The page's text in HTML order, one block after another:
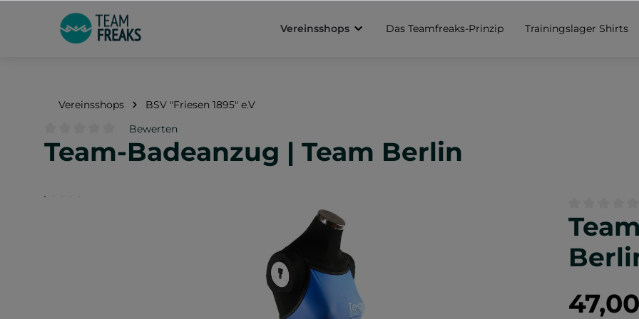
Zur Hauptnavigation springen
Vereinsshops
Das Teamfreaks-Prinzip Trainingslager Shirts
Vereinsshops BSV "Friesen 1895" e.V
Durchschnittliche Bewertung von 0 von 5 Sternen
Bewerten
Team-Badeanzug | Team Berlin